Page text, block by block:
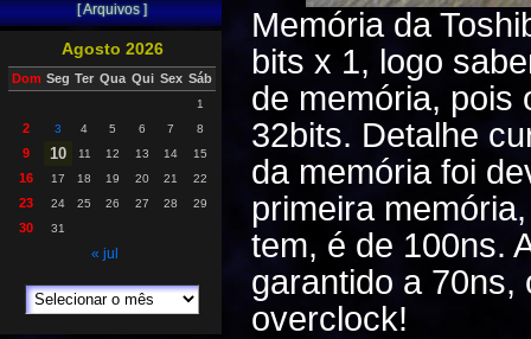
Memória da
bits x 1, logo
de memória, pois
32bits. Detalhe
da memória foi
primeira
tem, é de 100ns.
garantido a 70ns,
overclock!
[ Arquivos ]
Agosto 2026
Dom Seg Ter Qua Qui Sex Sáb
1
2 3 4 5 6 7 8
9 10 11 12 13 14 15
16 17 18 19 20 21 22
23 24 25 26 27 28 29
30 31
« jul